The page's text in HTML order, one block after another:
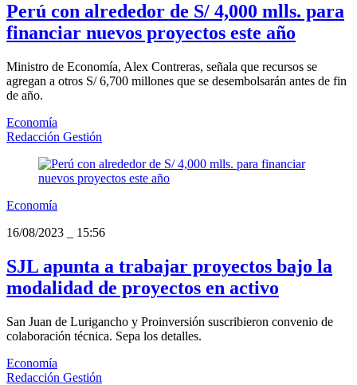
Perú con alrededor de S/ 4,000 mlls. para
financiar nuevos proyectos este año
Ministro de Economía, Alex Contreras, señala que recursos se
agregan a otros S/ 6,700 millones que se desembolsarán antes de fin
de año.
Economía
Redacción Gestión
Economía
16/08/2023
15:56
SJL apunta a trabajar proyectos bajo la
modalidad de proyectos en activo
San Juan de Lurigancho y Proinversión suscribieron convenio de
colaboración técnica. Sepa los detalles.
Economía
Redacción Gestión